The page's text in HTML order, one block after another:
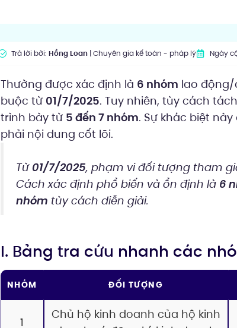
Trả lời bởi:Hồng Loan | Chuyên gia kế toán - pháp lý Ngày
Thường được xác định là 6 nhóm lao động/
buộc từ 01/7/2025. Tuy nhiên, tùy cách
trình bày từ 5 đến 7 nhóm. Sự khác biệt
phải nội dung cốt lõi.
Từ 01/7/2025, phạm vi đối tượng tham
Cách xác định phổ biến và ổn định là 6
nhómtùy cách diễn giải.
I. Bảng tra cứu nhanh các
NHÓM ĐỐI TƯỢNG
1
Chủ hộ kinh doanh của hộ kinh